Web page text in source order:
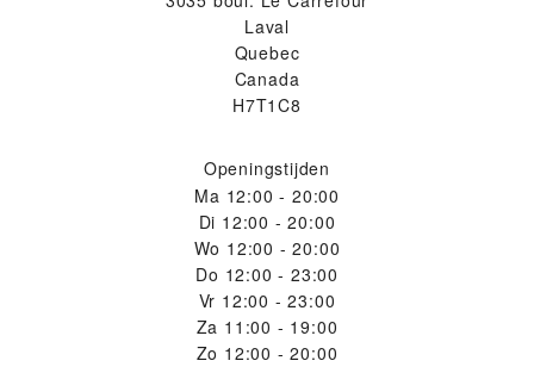
Laval
Quebec
Canada
H7T1C8
Openingstijden
Ma 12:00 - 20:00
Di 12:00 - 20:00
Wo 12:00 - 20:00
Do 12:00 - 23:00
Vr 12:00 - 23:00
Za 11:00 - 19:00
Zo 12:00 - 20:00